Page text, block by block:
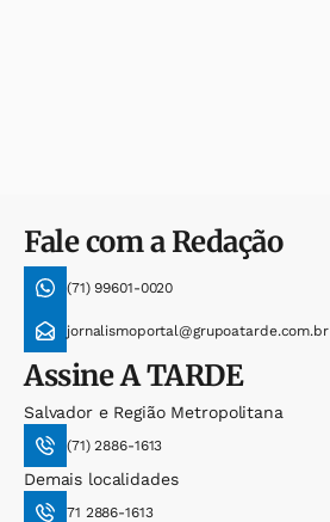
Fale com a Redação
(71) 99601-0020
jornalismoportal@grupoatarde.com.br
AssineA TARDE
Salvador e Região Metropolitana
(71) 2886-1613
Demais localidades
71 2886-1613